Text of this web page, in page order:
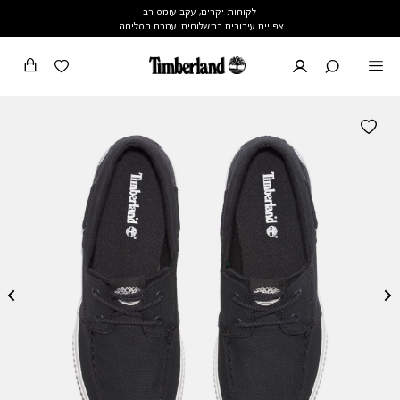
לקוחות יקרים, עקב עומס רב
צפויים עיכובים במשלוחים. עמכם הסליחה